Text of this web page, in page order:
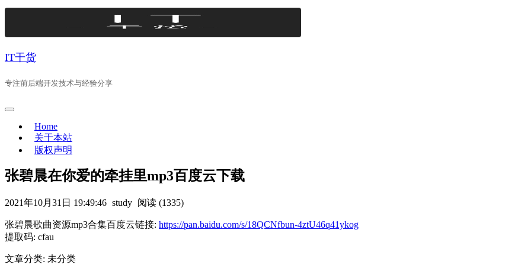
Skip
IT干货
专注前后端开发技术与经验分享
Home
关于本站
版权声明
张碧晨在你爱的牵挂里mp3百度云下载
2021年10月31日 19:49:46 study 阅读 (1335)
张碧晨歌曲资源mp3合集百度云链接: https://pan.baidu.com/s/18QCNfbun-4ztU46q41ykog
提取码: cfau
文章分类: 未分类